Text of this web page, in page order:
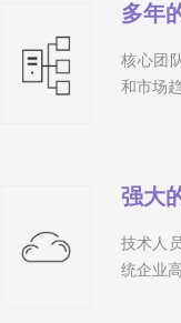
多年
核心团
和市场
强大
技术人
统企业